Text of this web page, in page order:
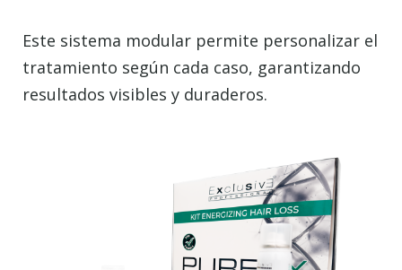
Este sistema modular permite personalizar el
tratamiento según cada caso, garantizando
resultados visibles y duraderos.